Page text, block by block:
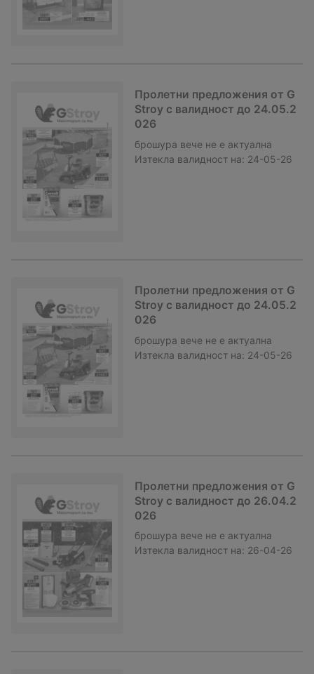
Пролетни предложения от G
Stroy с валидност до 24.05.2
026
брошура вече не е актуална
Изтекла валидност на: 24-05-26
Пролетни предложения от G
Stroy с валидност до 24.05.2
026
брошура вече не е актуална
Изтекла валидност на: 24-05-26
Пролетни предложения от G
Stroy с валидност до 26.04.2
026
брошура вече не е актуална
Изтекла валидност на: 26-04-26